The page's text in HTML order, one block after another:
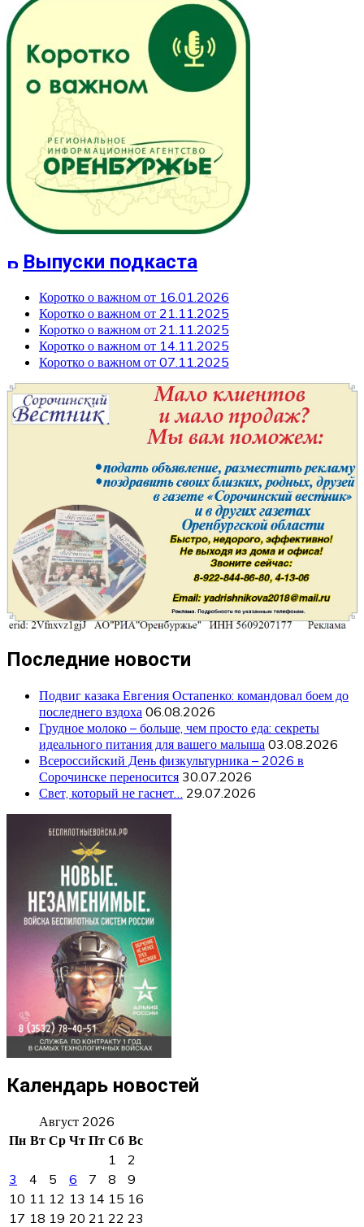
Выпуски подкаста
Коротко о важном от 16.01.2026
Коротко о важном от 21.11.2025
Коротко о важном от 21.11.2025
Коротко о важном от 14.11.2025
Коротко о важном от 07.11.2025
Последние новости
Подвиг казака Евгения Остапенко: командовал боем до
последнего вздоха 06.08.2026
Грудное молоко – больше, чем просто еда: секреты
идеального питания для вашего малыша 03.08.2026
Всероссийский День физкультурника – 2026 в
Сорочинске переносится 30.07.2026
Свет, который не гаснет… 29.07.2026
Календарь новостей
Август 2026
Пн Вт Ср Чт Пт Сб Вс
1
2
3
4 5 6 7 8
9
10 11 12 13 14 15 16
17 18 19 20 21 22 23